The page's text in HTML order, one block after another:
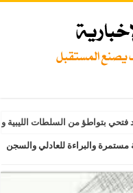
بتواطؤ من السلطات
مستمرة والبراءة للعادلي والسجن